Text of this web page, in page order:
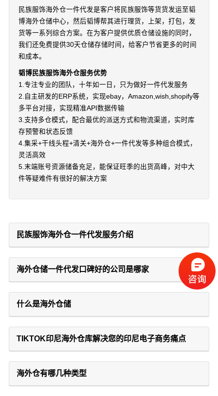
民族服饰海外仓一件代发是客户将民族服饰等货货发运至韬
博海外仓储中心，然后韬博帮其进行理货，上架，打包，发
货等一系列综合方案。在为客户提供优质仓储设施的同时，
我们还免费提供30天仓储存储时间，给客户节省更多的时间
和成本。
韬博民族服饰海外仓服务优势
1.专注专业的团队，十年如一日，只为做好一件代发服务
2.自主研发的ERP系统，实现ebay，Amazon,wish,shopify等
多平台对接，实现精准API数据传输
3.支持多仓模式，配合最优的派送方式和物流渠道，实时库
存预警和状态反馈
4.集采+干线头程+清关+海外仓+一件代发等多种组合模式，
灵活高效
5.末端账号资源储备充足，能保证旺季的出货高峰，对中大
件等疑难件有很好的解决方案
民族服饰海外仓一件代发服务介绍
海外仓储一件代发口碑好的公司是哪家
什么是海外仓储
TIKTOK印尼海外仓库解决您的印尼电子商务痛点
海外仓有哪几种类型